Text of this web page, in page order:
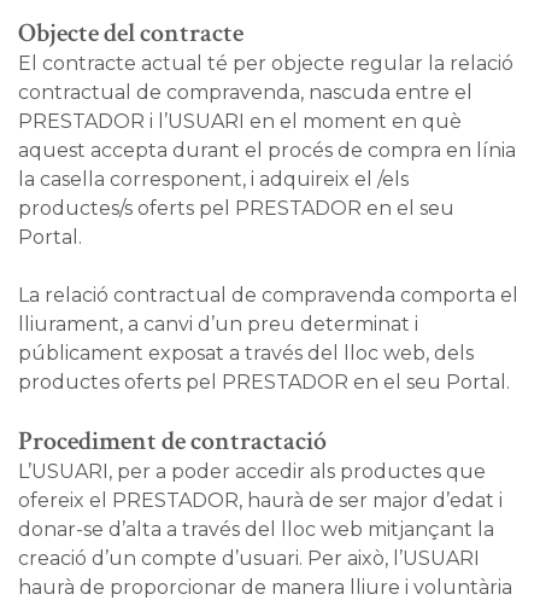
Objecte del contracte
El contracte actual té per objecte regular la relació
contractual de compravenda, nascuda entre el
PRESTADOR i l’USUARI en el moment en què
aquest accepta durant el procés de compra en línia
la casella corresponent, i adquireix el /els
productes/s oferts pel PRESTADOR en el seu
Portal.
La relació contractual de compravenda comporta el
lliurament, a canvi d’un preu determinat i
públicament exposat a través del lloc web, dels
productes oferts pel PRESTADOR en el seu Portal.
Procediment de contractació
L’USUARI, per a poder accedir als productes que
ofereix el PRESTADOR, haurà de ser major d’edat i
donar-se d’alta a través del lloc web mitjançant la
creació d’un compte d’usuari. Per això, l’USUARI
haurà de proporcionar de manera lliure i voluntària